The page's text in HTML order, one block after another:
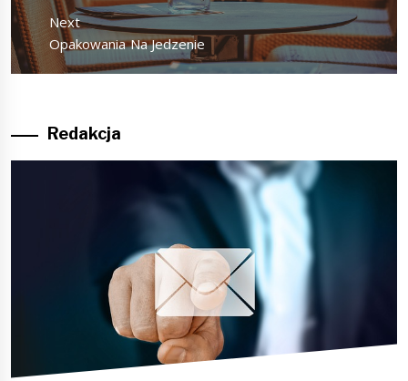
Next
Next
post:
Opakowania Na Jedzenie
Redakcja